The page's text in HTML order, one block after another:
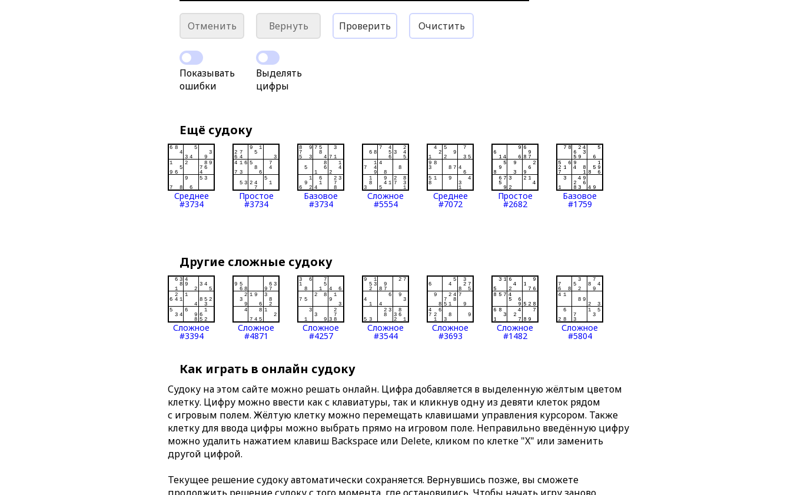
Отменить Вернуть Проверить Очистить
Показывать
ошибки
Выделять
цифры
Ещё судоку
Среднее
#3734
Простое
#3734
Базовое
#3734
Сложное
#5554
Среднее
#7072
Простое
#2682
Базовое
#1759
Другие сложные судоку
Сложное
#3394
Сложное
#4871
Сложное
#4257
Сложное
#3544
Сложное
#3693
Сложное
#1482
Сложное
#5804
Как играть в онлайн судоку
Судоку на этом сайте можно решать онлайн. Цифра добавляется в выделенную жёлтым цветом
клетку. Цифру можно ввести как с клавиатуры, так и кликнув одну из девяти клеток рядом
с игровым полем. Жёлтую клетку можно перемещать клавишами управления курсором. Также
клетку для ввода цифры можно выбрать прямо на игровом поле. Неправильно введённую цифру
можно удалить нажатием клавиш Backspace или Delete, кликом по клетке "X" или заменить
другой цифрой.
Текущее решение судоку автоматически сохраняется. Вернувшись позже, вы сможете